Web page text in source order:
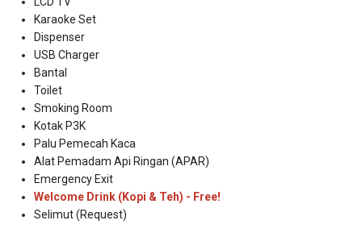
Karaoke Set
Dispenser
USB Charger
Bantal
Toilet
Smoking Room
Kotak P3K
Palu Pemecah Kaca
Alat Pemadam Api Ringan (APAR)
Emergency Exit
Welcome Drink (Kopi & Teh) - Free!
Selimut (Request)